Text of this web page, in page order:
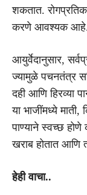
शकतात.
करणे आवश्यक
आयुर्वेदानुसार,
ज्यामुळे पचनतंत्र
दही आणि हिरव्या
या भाजींमध्ये
पाण्याने स्वच्छ
खराब होतात आणि
हेही वाचा..